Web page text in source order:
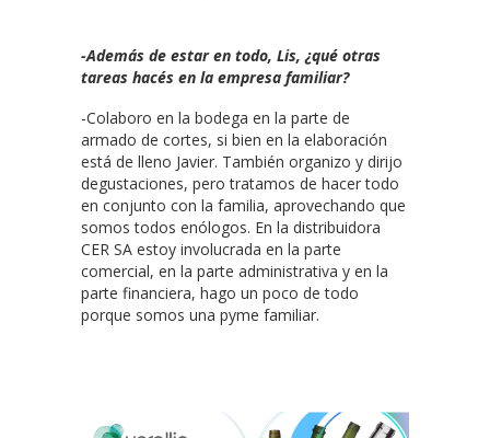
-Además de estar en todo, Lis, ¿qué otras
tareas hacés en la empresa familiar?
-Colaboro en la bodega en la parte de
armado de cortes, si bien en la elaboración
está de lleno Javier. También organizo y dirijo
degustaciones, pero tratamos de hacer todo
en conjunto con la familia, aprovechando que
somos todos enólogos. En la distribuidora
CER SA estoy involucrada en la parte
comercial, en la parte administrativa y en la
parte financiera, hago un poco de todo
porque somos una pyme familiar.